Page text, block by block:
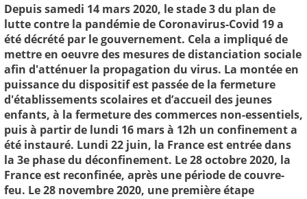
Depuis samedi 14 mars 2020, le stade 3 du plan de
lutte contre la pandémie de Coronavirus-Covid 19 a
été décrété par le gouvernement. Cela a impliqué de
mettre en oeuvre des mesures de distanciation sociale
afin d'atténuer la propagation du virus. La montée en
puissance du dispositif est passée de la fermeture
d'établissements scolaires et d’accueil des jeunes
enfants, à la fermeture des commerces non-essentiels,
puis à partir de lundi 16 mars à 12h un confinement a
été instauré. Lundi 22 juin, la France est entrée dans
la 3e phase du déconfinement. Le 28 octobre 2020, la
France est reconfinée, après une période de couvre-
feu. Le 28 novembre 2020, une première étape